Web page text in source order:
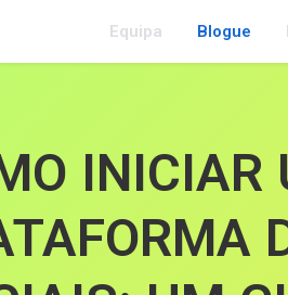
Equipa Blogue
INICIAR